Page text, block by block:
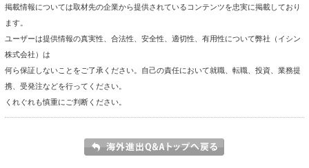
掲載情報については取材先の企業から提供されているコンテンツを忠実に掲載しており
ます。
ユーザーは提供情報の真実性、合法性、安全性、適切性、有用性について弊社（イシン
株式会社）は
何ら保証しないことをご了承ください。自己の責任において就職、転職、投資、業務提
携、受発注などを行ってください。
くれぐれも慎重にご判断ください。